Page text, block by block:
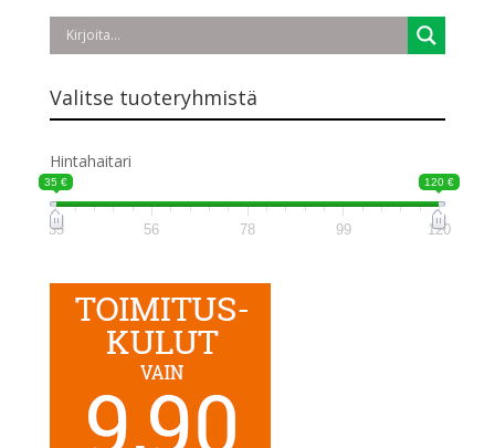
Valitse tuoteryhmistä
Hintahaitari
35 € 120 €
35 56 78 99 120